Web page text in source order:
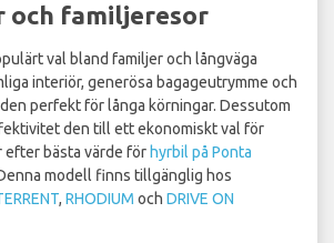
och familjeresor
val bland familjer och långväga
interiör, generösa bagageutrymme och
perfekt för långa körningar. Dessutom
den till ett ekonomiskt val för
efter bästa värde för hyrbil på Ponta
modell finns tillgänglig hos
, RHODIUM och DRIVE ON